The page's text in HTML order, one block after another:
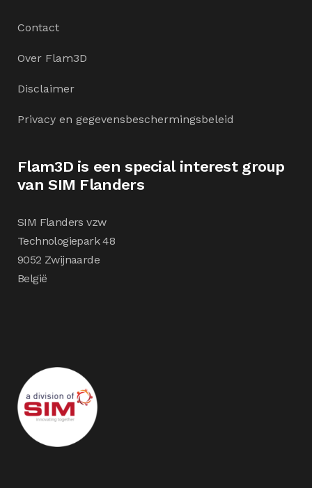
Contact
Over Flam3D
Disclaimer
Privacy en gegevensbeschermingsbeleid
Flam3D is een special interest group
van SIM Flanders
SIM Flanders vzw
Technologiepark 48
9052 Zwijnaarde
België